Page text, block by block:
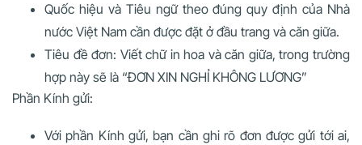
Quốc hiệu và Tiêu ngữ theo đúng quy định của Nhà
nước Việt Nam cần được đặt ở đầu trang và căn giữa.
Tiêu đề đơn: Viết chữ in hoa và căn giữa, trong trường
hợp này sẽ là “ĐƠN XIN NGHỈ KHÔNG LƯƠNG”
Phần Kính gửi:
Với phần Kính gửi, bạn cần ghi rõ đơn được gửi tới ai,